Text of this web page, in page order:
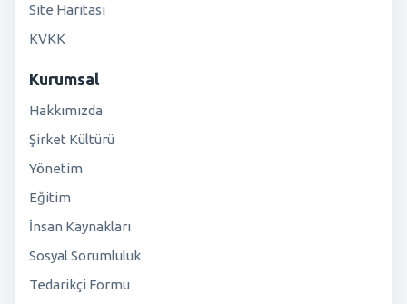
Site Haritası
KVKK
Kurumsal
Hakkımızda
Şirket Kültürü
Yönetim
Eğitim
İnsan Kaynakları
Sosyal Sorumluluk
Tedarikçi Formu